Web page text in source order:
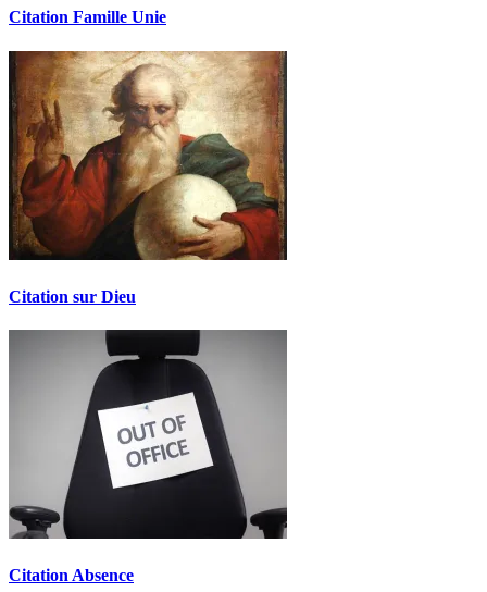
Citation Famille Unie
Citation sur Dieu
Citation Absence